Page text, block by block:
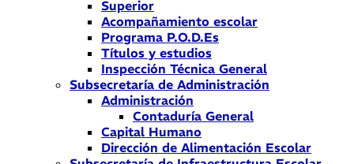
Superior
Acompañamiento escolar
Programa P.O.D.Es
Títulos y estudios
Inspección Técnica General
Subsecretaría de Administración
Administración
Contaduría General
Capital Humano
Dirección de Alimentación Escolar